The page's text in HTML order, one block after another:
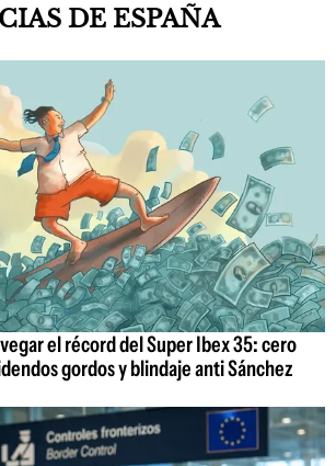
DE ESPAÑA
el récord del Super Ibex 35: cero
gordos y blindaje anti Sánchez